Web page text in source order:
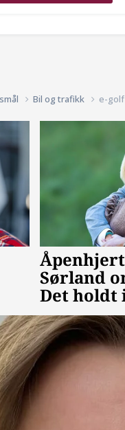
Bil og trafikk e-golf